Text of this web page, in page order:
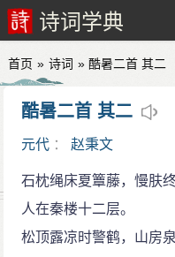
诗词学典
首页 » 诗词 » 酷暑二首 其二
酷暑二首 其二
元代 ：赵秉文
石枕绳床夏簟藤，慢肤
人在秦楼十二层。
松顶露凉时警鹤，山房